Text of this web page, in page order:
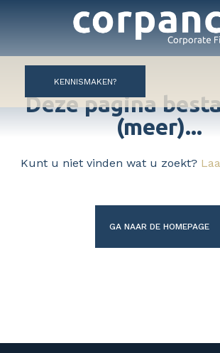
KENNISMAKEN?
Deze pagina
(meer)...
Kunt u niet vinden wat u zoekt?
GA NAAR DE HOMEPAGE